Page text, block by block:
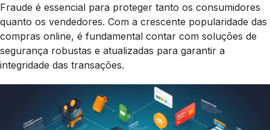
Fraude é essencial para proteger tanto os consumidores
quanto os vendedores. Com a crescente popularidade das
compras online, é fundamental contar com soluções de
segurança robustas e atualizadas para garantir a
integridade das transações.